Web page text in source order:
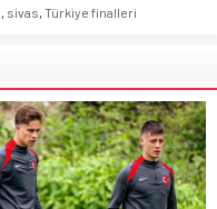
, sivas, Türkiye finalleri